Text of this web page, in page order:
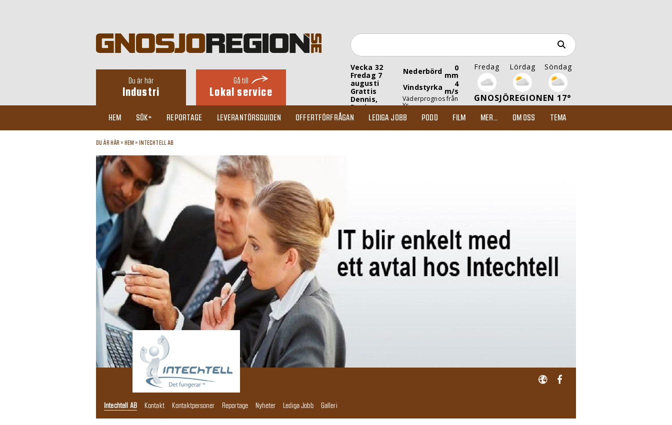
Du är här
Industri
Gå till
Lokal service
Vecka 32
Fredag 7
augusti
Grattis
Dennis,
Denise
Nederbörd 0
mm
Vindstyrka
4
m/s
Väderprognos från
Yr
Fredag Lördag Söndag
GNOSJÖREGIONEN 17°
HEM SÖK+ REPORTAGE LEVERANTÖRSGUIDEN OFFERTFÖRFRÅGAN LEDIGA JOBB PODD FILM MER... OM OSS TEMA
DU ÄR HÄR » HEM » INTECHTELL AB
Intechtell AB Kontakt Kontaktpersoner Reportage Nyheter Lediga Jobb Galleri